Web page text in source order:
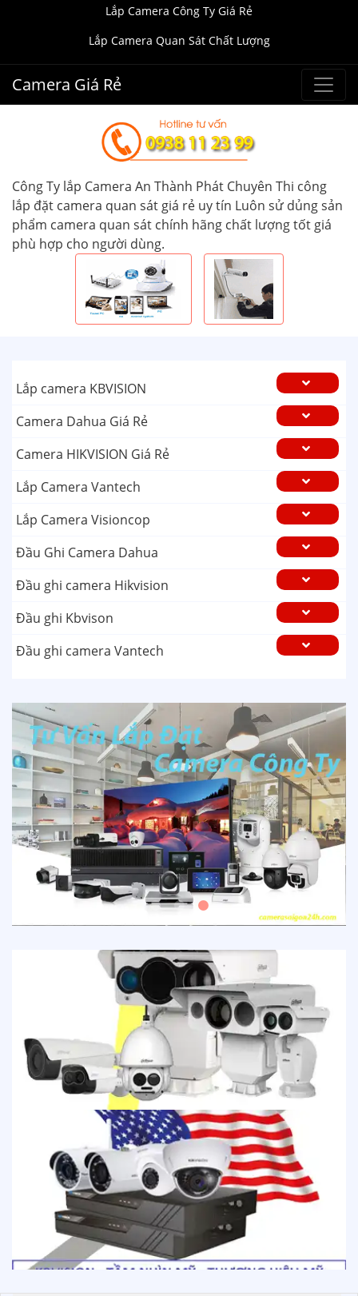
Lắp Camera Công Ty Giá Rẻ
Lắp Camera Quan Sát Chất Lượng
Camera Giá Rẻ
Công Ty lắp Camera An Thành Phát Chuyên Thi công
lắp đặt camera quan sát giá rẻ uy tín Luôn sử dủng sản
phẩm camera quan sát chính hãng chất lượng tốt giá
phù hợp cho người dùng.
Lắp camera KBVISION
Camera Dahua Giá Rẻ
Camera HIKVISION Giá Rẻ
Lắp Camera Vantech
Lắp Camera Visioncop
Đầu Ghi Camera Dahua
Đầu ghi camera Hikvision
Đầu ghi Kbvison
Đầu ghi camera Vantech